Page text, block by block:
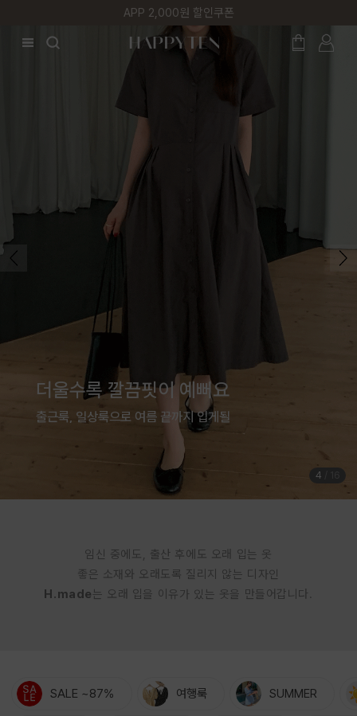
첫 구매 5% 감사쿠폰
여름은 귀엽게 입는 계절
체형커버까지 완벽한 점프수트
5
임신 중에도, 출산 후에도 오래 입는 옷
좋은 소재와 오래도록 질리지 않는 디자인
H.made는 오래 입을 이유가 있는 옷을 만들어갑니다.
SALE ~87% 여행룩 SUMMER